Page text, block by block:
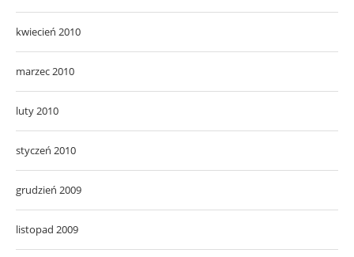
kwiecień 2010
marzec 2010
luty 2010
styczeń 2010
grudzień 2009
listopad 2009